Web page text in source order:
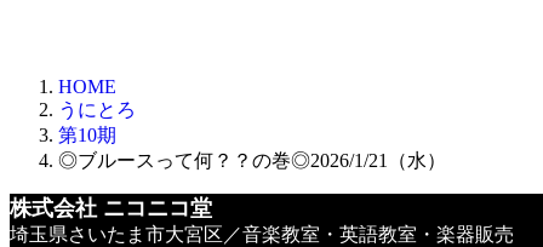
HOME
うにとろ
第10期
◎ブルースって何？？の巻◎2026/1/21（水）
株式会社 ニコニコ堂
埼玉県さいたま市大宮区／音楽教室・英語教室・楽器販売